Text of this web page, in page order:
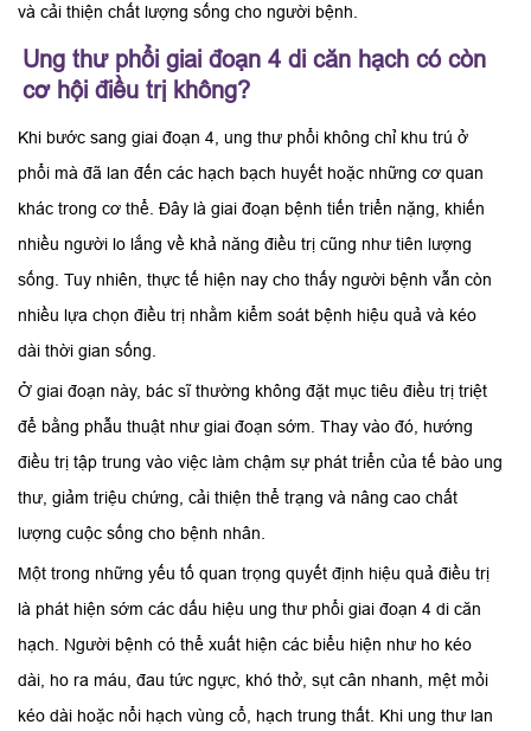
và cải thiện chất lượng sống cho người bệnh.
Ung thư phổi giai đoạn 4 di căn hạch có còn
cơ hội điều trị không?
Khi bước sang giai đoạn 4, ung thư phổi không chỉ khu trú ở
phổi mà đã lan đến các hạch bạch huyết hoặc những cơ quan
khác trong cơ thể. Đây là giai đoạn bệnh tiến triển nặng, khiến
nhiều người lo lắng về khả năng điều trị cũng như tiên lượng
sống. Tuy nhiên, thực tế hiện nay cho thấy người bệnh vẫn còn
nhiều lựa chọn điều trị nhằm kiểm soát bệnh hiệu quả và kéo
dài thời gian sống.
Ở giai đoạn này, bác sĩ thường không đặt mục tiêu điều trị triệt
để bằng phẫu thuật như giai đoạn sớm. Thay vào đó, hướng
điều trị tập trung vào việc làm chậm sự phát triển của tế bào ung
thư, giảm triệu chứng, cải thiện thể trạng và nâng cao chất
lượng cuộc sống cho bệnh nhân.
Một trong những yếu tố quan trọng quyết định hiệu quả điều trị
là phát hiện sớm các dấu hiệu ung thư phổi giai đoạn 4 di căn
hạch. Người bệnh có thể xuất hiện các biểu hiện như ho kéo
dài, ho ra máu, đau tức ngực, khó thở, sụt cân nhanh, mệt mỏi
kéo dài hoặc nổi hạch vùng cổ, hạch trung thất. Khi ung thư lan